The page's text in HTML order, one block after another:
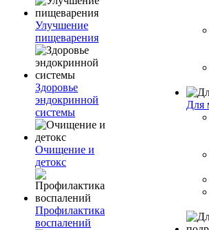
Улучшение
пищеварения
Здоровье
эндокринной
системы
Очищение и
детокс
Профилактика
воспалений
Для